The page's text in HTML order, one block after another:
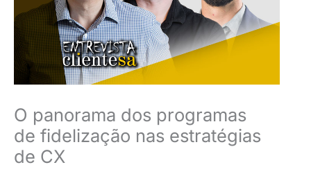
O panorama dos programas
de fidelização nas estratégias
de CX